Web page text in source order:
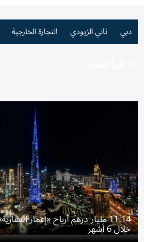
دبي ثاني الزيودي التجارة الخارجية
خلال 6 أشهر